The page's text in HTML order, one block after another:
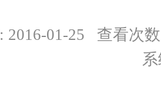
2016-01-25 查看次